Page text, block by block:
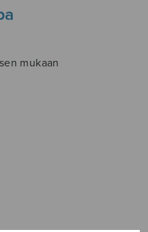
mukaan